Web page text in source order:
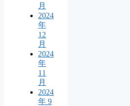
月
2024
年
12
月
2024
年
11
月
2024
年 9